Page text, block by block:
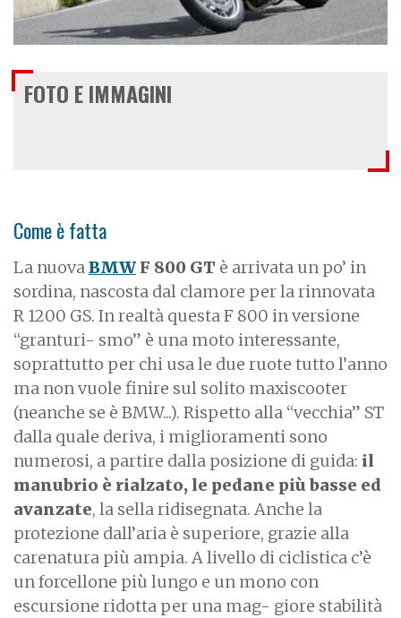
€ 10.900
FOTO E IMMAGINI
Come è fatta
La nuovaBMW F 800 GT è arrivata un po’ in
sordina, nascosta dal clamore per la rinnovata
R 1200 GS. In realtà questa F 800 in versione
“granturi- smo” è una moto interessante,
soprattutto per chi usa le due ruote tutto l’anno
ma non vuole finire sul solito maxiscooter
(neanche se è BMW...). Rispetto alla “vecchia” ST
dalla quale deriva, i miglioramenti sono
numerosi, a partire dalla posizione di guida: il
manubrio è rialzato, le pedane più basse ed
avanzate, la sella ridisegnata. Anche la
protezione dall’aria è superiore, grazie alla
carenatura più ampia. A livello di ciclistica c’è
un forcellone più lungo e un mono con
escursione ridotta per una mag- giore stabilità